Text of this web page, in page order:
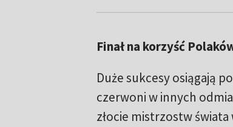
Finał na korzyść
Duże sukcesy osiągają
czerwoni w innych
złocie mistrzostw świata